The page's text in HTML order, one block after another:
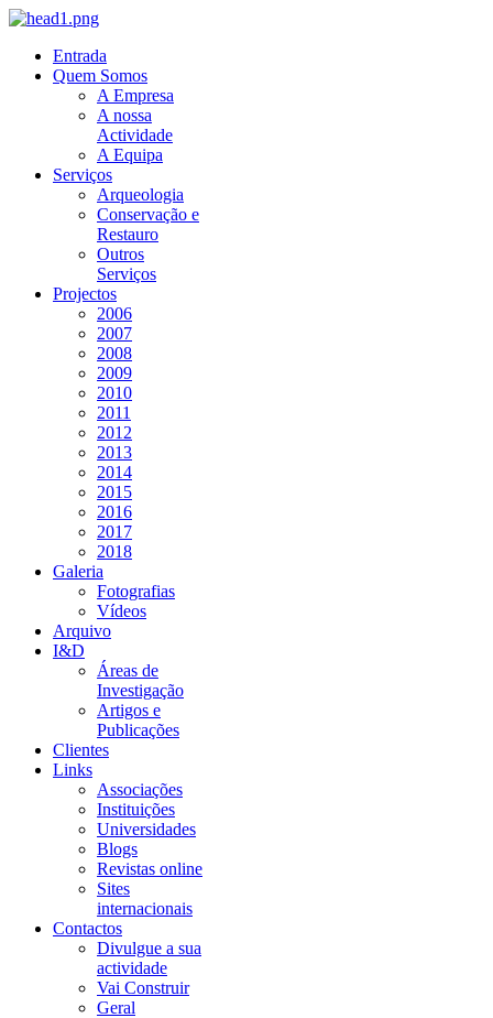
Entrada
Quem Somos
A Empresa
A nossa
Actividade
A Equipa
Serviços
Arqueologia
Conservação e
Restauro
Outros
Serviços
Projectos
2006
2007
2008
2009
2010
2011
2012
2013
2014
2015
2016
2017
2018
Galeria
Fotografias
Vídeos
Arquivo
I&D
Áreas de
Investigação
Artigos e
Publicações
Clientes
Links
Associações
Instituições
Universidades
Blogs
Revistas online
Sites
internacionais
Contactos
Divulgue a sua
actividade
Vai Construir
Geral